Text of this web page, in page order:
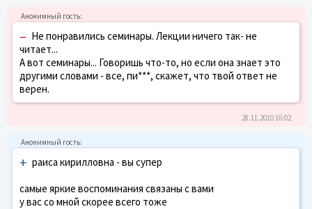
– Не понравились семинары. Лекции ничего так- не
читает...
А вот семинары... Говоришь что-то, но если она знает это
другими словами - все, пи***, скажет, что твой ответ не
верен.
28.11.2010 16:02
+ раиса кирилловна - вы супер
самые яркие воспоминания связаны с вами
у вас со мной скорее всего тоже